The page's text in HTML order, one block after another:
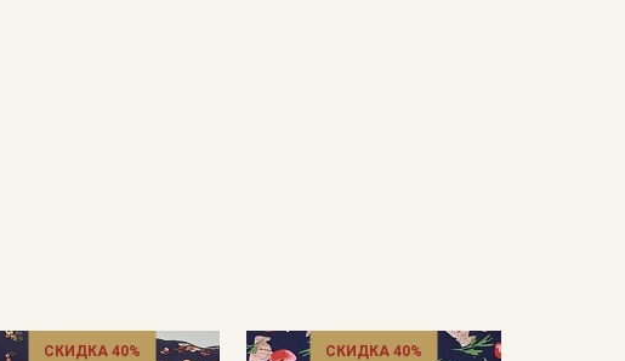
СКИДКА 40% СКИДКА 40%